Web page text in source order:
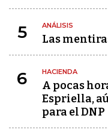
5 ANÁLISIS
Las
6 HACIENDA
A pocas
Espriella,
para el DNP